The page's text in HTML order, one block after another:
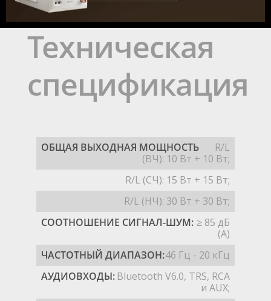
Техническая
спецификация
ОБЩАЯ ВЫХОДНАЯ МОЩНОСТЬ
R/L
(ВЧ): 10 Вт + 10 Вт;
R/L (СЧ): 15 Вт + 15 Вт;
R/L (НЧ): 30 Вт + 30 Вт;
СООТНОШЕНИЕ СИГНАЛ-ШУМ: ≥ 85 дБ
(A)
ЧАСТОТНЫЙ ДИАПАЗОН:46 Гц - 20 кГц
АУДИОВХОДЫ: Bluetooth V6.0, TRS, RCA
и AUX;